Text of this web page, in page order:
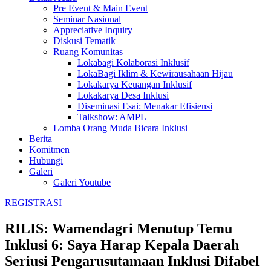
Pre Event & Main Event
Seminar Nasional
Appreciative Inquiry
Diskusi Tematik
Ruang Komunitas
Lokabagi Kolaborasi Inklusif
LokaBagi Iklim & Kewirausahaan Hijau
Lokakarya Keuangan Inklusif
Lokakarya Desa Inklusi
Diseminasi Esai: Menakar Efisiensi
Talkshow: AMPL
Lomba Orang Muda Bicara Inklusi
Berita
Komitmen
Hubungi
Galeri
Galeri Youtube
REGISTRASI
RILIS: Wamendagri Menutup Temu
Inklusi 6: Saya Harap Kepala Daerah
Seriusi Pengarusutamaan Inklusi Difabel